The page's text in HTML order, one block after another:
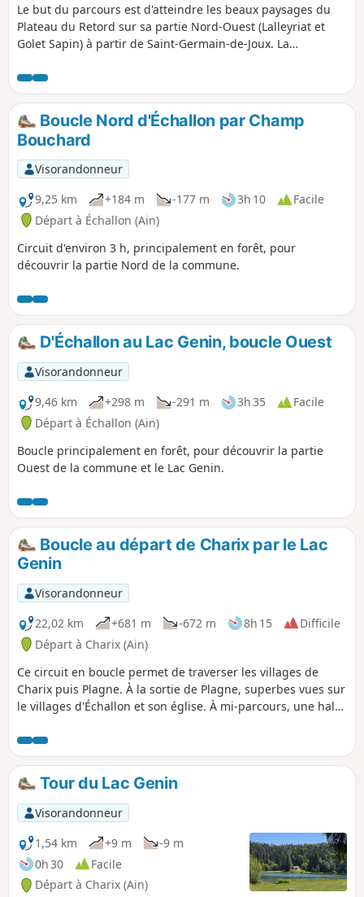
Le but du parcours est d'atteindre les beaux paysages du
Plateau du Retord sur sa partie Nord-Ouest (Lalleyriat et
Golet Sapin) à partir de Saint-Germain-de-Joux. La
Boucle Nord d'Échallon par Champ
Bouchard
Visorandonneur
9,25 km
+184 m -177 m 3h 10
Facile
Départ à Échallon (Ain)
Circuit d'environ 3 h, principalement en forêt, pour
découvrir la partie Nord de la commune.
D'Échallon au Lac Genin, boucle Ouest
Visorandonneur
9,46 km
+298 m -291 m 3h 35
Facile
Départ à Échallon (Ain)
Boucle principalement en forêt, pour découvrir la partie
Ouest de la commune et le Lac Genin.
Boucle au départ de Charix par le Lac
Genin
Visorandonneur
22,02 km
+681 m -672 m 8h 15
Difficile
Départ à Charix (Ain)
Ce circuit en boucle permet de traverser les villages de
Charix puis Plagne. À la sortie de Plagne, superbes vues sur
le villages d'Échallon et son église. À mi-parcours, une halte
Le chemin de crête au-dessus du village d'Apremont, offre
une vue imprenable sur celui-ci. On peut apercevoir en
arrière une partie de la ville d'Oyonnax. Le point culminant
de la randonnée est atteint au Mont Burdet à 1050 m
d'altitude.Le suivi du tracé avec la trace .gpx est nécessaire.
Tour du Lac Genin
Visorandonneur
1,54 km
+9 m
-9 m
0h 30
Facile
Départ à Charix (Ain)